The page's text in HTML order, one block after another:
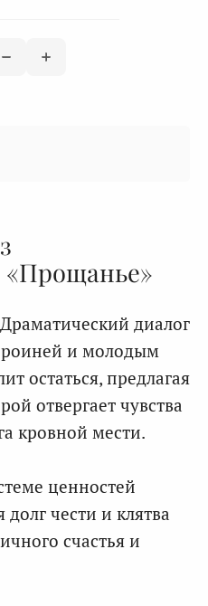
«Прощанье»
Драматический диалог
и молодым
остаться, предлагая
отвергает чувства
кровной мести.
ценностей
чести и клятва
счастья и